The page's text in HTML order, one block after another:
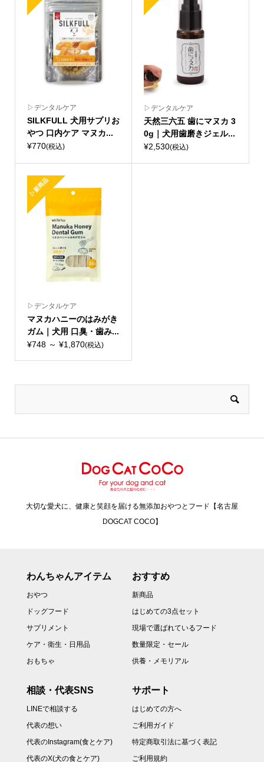
▷デンタルケア
SILKFULL 犬用サプリお
やつ 口内ケア マヌカ...
¥770(税込)
▷デンタルケア
天然三六五 歯にマヌカ 3
0g｜犬用歯磨きジェル...
¥2,530(税込)
▷新商品
▷デンタルケア
マヌカハニーのはみがき
ガム｜犬用 口臭・歯み...
¥748 ～ ¥1,870(税込)
大切な愛犬に、健康と笑顔を届ける無添加おやつとフード【名古屋
DOGCAT COCO】
わんちゃんアイテム
おやつ
ドッグフード
サプリメント
ケア・衛生・日用品
おもちゃ
おすすめ
新商品
はじめての3点セット
現場で選ばれているフード
数量限定・セール
供養・メモリアル
相談・代表SNS
LINEで相談する
代表の想い
代表のInstagram(食とケア)
代表のX(犬の食とケア)
サポート
はじめての方へ
ご利用ガイド
特定商取引法に基づく表記
ご利用規約